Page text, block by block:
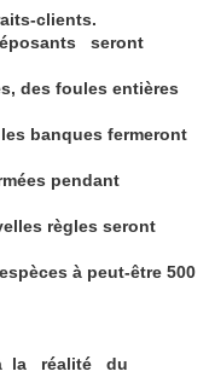
clients.
seront
des foules entières
banques fermeront
pendant
règles seront
à peut-être 500
la réalité du